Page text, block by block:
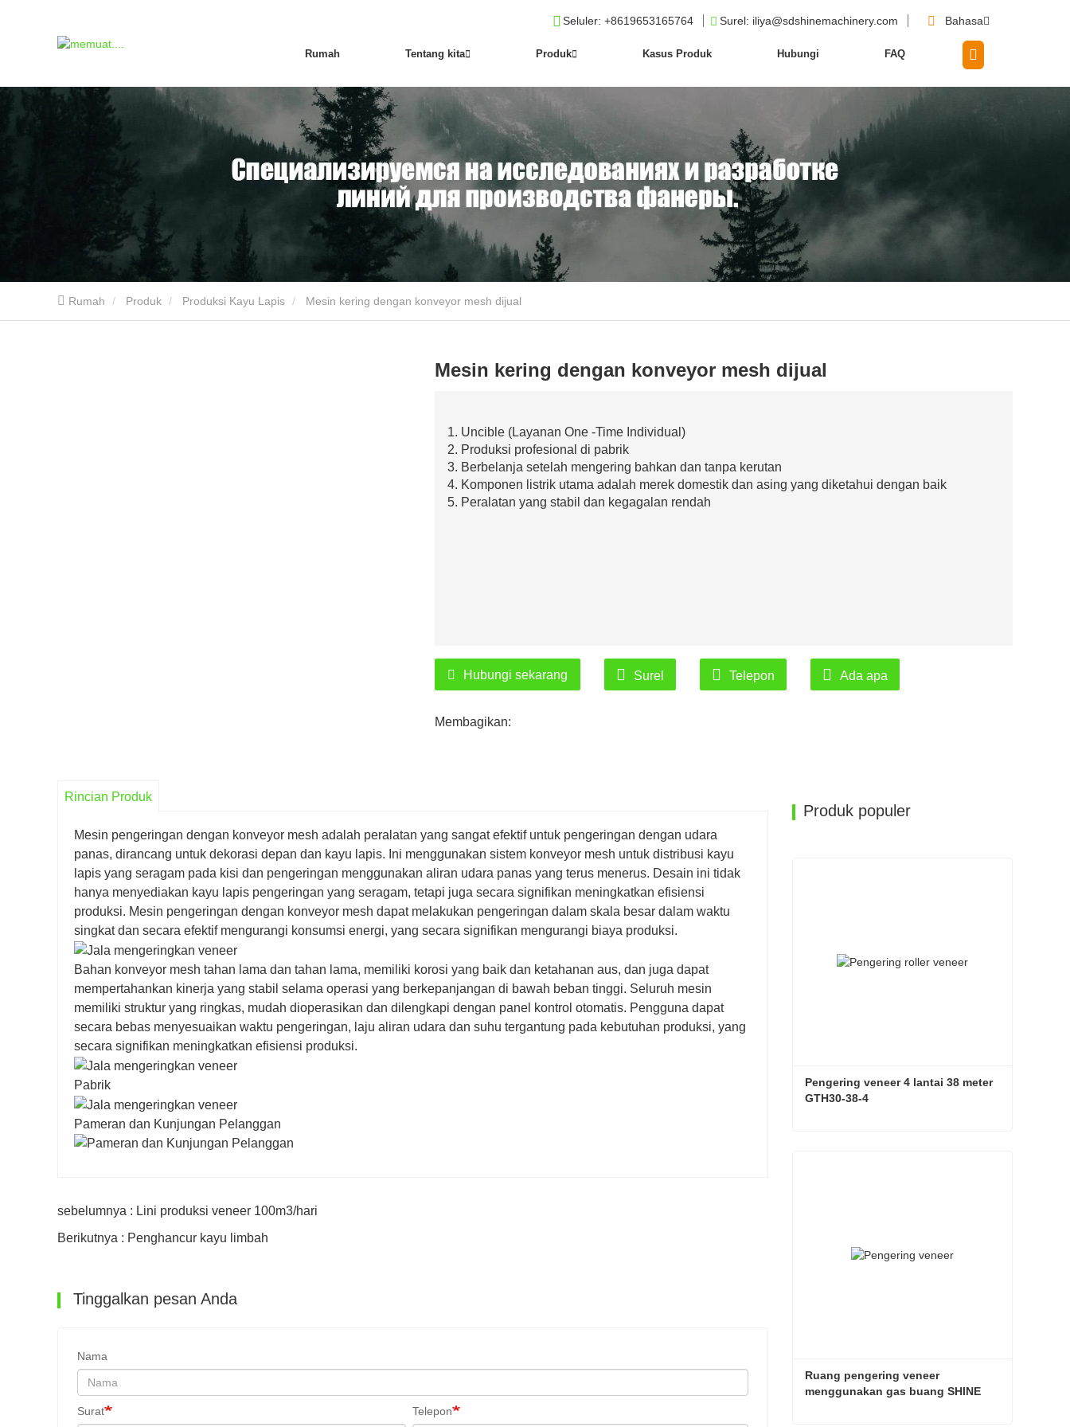
Rumah Tentang kita Produk Kasus Produk Hubungi FAQ
Seluler: +8619653165764 Surel: iliya@sdshinemachinery.com Bahasa
Rumah Produk Produksi Kayu Lapis Mesin kering dengan konveyor mesh dijual
Mesin kering dengan konveyor mesh dijual
1. Uncible (Layanan One -Time Individual)
2. Produksi profesional di pabrik
3. Berbelanja setelah mengering bahkan dan tanpa kerutan
4. Komponen listrik utama adalah merek domestik dan asing yang diketahui dengan baik
5. Peralatan yang stabil dan kegagalan rendah
Hubungi sekarang Surel Telepon Ada apa
Membagikan:
Rincian Produk
Mesin pengeringan dengan konveyor mesh adalah peralatan yang sangat efektif untuk pengeringan dengan udara
panas, dirancang untuk dekorasi depan dan kayu lapis. Ini menggunakan sistem konveyor mesh untuk distribusi kayu
lapis yang seragam pada kisi dan pengeringan menggunakan aliran udara panas yang terus menerus. Desain ini tidak
hanya menyediakan kayu lapis pengeringan yang seragam, tetapi juga secara signifikan meningkatkan efisiensi
produksi. Mesin pengeringan dengan konveyor mesh dapat melakukan pengeringan dalam skala besar dalam waktu
singkat dan secara efektif mengurangi konsumsi energi, yang secara signifikan mengurangi biaya produksi.
Bahan konveyor mesh tahan lama dan tahan lama, memiliki korosi yang baik dan ketahanan aus, dan juga dapat
mempertahankan kinerja yang stabil selama operasi yang berkepanjangan di bawah beban tinggi. Seluruh mesin
memiliki struktur yang ringkas, mudah dioperasikan dan dilengkapi dengan panel kontrol otomatis. Pengguna dapat
secara bebas menyesuaikan waktu pengeringan, laju aliran udara dan suhu tergantung pada kebutuhan produksi, yang
secara signifikan meningkatkan efisiensi produksi.
Pabrik
Pameran dan Kunjungan Pelanggan
sebelumnya : Lini produksi veneer 100m3/hari
Berikutnya : Penghancur kayu limbah
Tinggalkan pesan Anda
Nama
Surat Telepon
Produk populer
Pengering veneer 4 lantai 38 meter
GTH30-38-4
Ruang pengering veneer
menggunakan gas buang SHINE